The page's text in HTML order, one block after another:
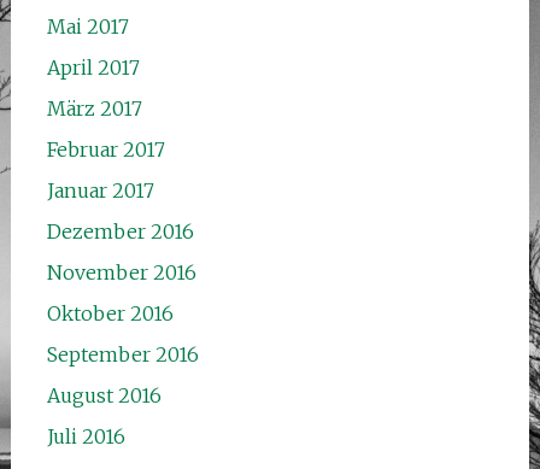
Mai 2017
April 2017
März 2017
Februar 2017
Januar 2017
Dezember 2016
November 2016
Oktober 2016
September 2016
August 2016
Juli 2016